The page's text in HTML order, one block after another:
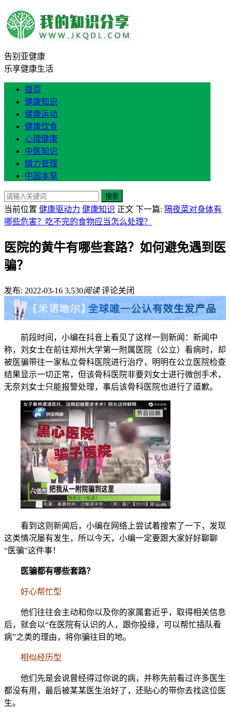
告别亚健康
乐享健康生活
首页
健康知识
健康运动
健康饮食
心理健康
中医知识
精力管理
中国本草
搜索
当前位置 健康驱动力 健康知识 正文 下一篇: 隔夜菜对身体有
哪些危害？吃不完的食物应当怎么处理？
医院的黄牛有哪些套路？如何避免遇到医
骗？
发布: 2022-03-16 3,530阅读 评论关闭
前段时间，小编在抖音上看见了这样一则新闻：新闻中
称，刘女士在前往郑州大学第一附属医院（公立）看病时，却
被医骗带往一家私立骨科医院进行治疗，明明在公立医院检查
结果显示一切正常，但该骨科医院非要刘女士进行微创手术，
无奈刘女士只能报警处理，事后该骨科医院也进行了道歉。
看到这则新闻后，小编在网络上尝试着搜索了一下，发现
这类情况屡有发生，所以今天，小编一定要跟大家好好聊聊
“医骗”这件事！
医骗都有哪些套路？
好心帮忙型
他们往往会主动和你以及你的家属套近乎，取得相关信息
后，就会以“在医院有认识的人，跟你投缘，可以帮忙插队看
病”之类的理由，将你骗往目的地。
相似经历型
他们先是会说曾经得过你说的病，并称先前看过许多医生
都没有用，最后被某某医生治好了，还贴心的带你去找这位医
生。